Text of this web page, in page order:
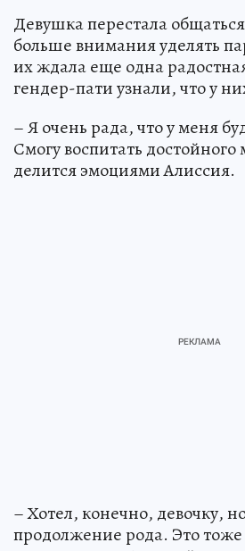
Девушка перестала
больше внимания уделять
их ждала еще одна
гендер-пати узнали, что у
– Я очень рада, что у меня
Смогу воспитать
делится эмоциями Алиссия.
– Хотел, конечно, девочку,
продолжение рода. Это тоже